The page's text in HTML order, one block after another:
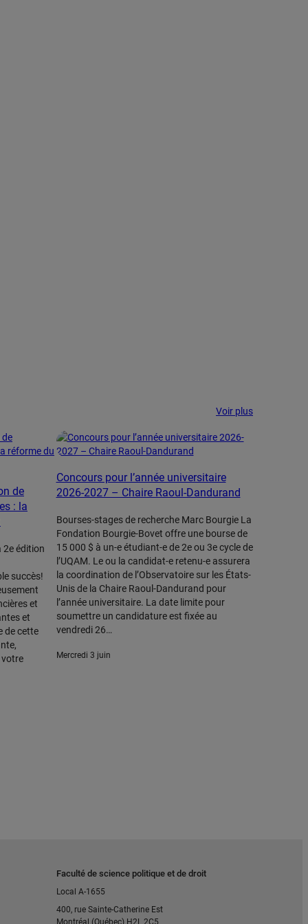
Voir plus
de
: la
2e édition
succès!
et
et
de cette
Concours pour l’année universitaire
2026-2027 – Chaire Raoul-Dandurand
Bourses-stages de recherche Marc Bourgie La
Fondation Bourgie-Bovet offre une bourse de
15 000 $ à un-e étudiant-e de 2e ou 3e cycle de
l’UQAM. Le ou la candidat-e retenu-e assurera
la coordination de l’Observatoire sur les États-
Unis de la Chaire Raoul-Dandurand pour
l’année universitaire. La date limite pour
soumettre un candidature est fixée au
vendredi 26…
mercredi 3 juin
Faculté de science politique et de droit
Local A-1655
400, rue Sainte-Catherine Est
Montréal (Québec) H2L 2C5